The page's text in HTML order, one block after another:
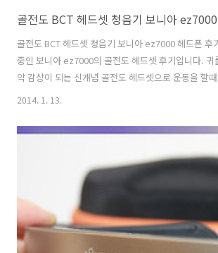
골전도 BCT 헤드셋 청음기 보니아
골전도 BCT 헤드셋 청음기 보니아 ez7000 헤드폰 후
중인 보니아 ez7000의 골전도 헤드셋 후기입니다. 귀
악 감상이 되는 신개념 골전도 헤드셋으로 운동을 할
다. 뿐만 아니라 청각에 문제가 있으신 분도 들을 수 있
때문에 청각도 보호 된다고 하는 데, 상세한 정보는 인
저역시 수많은 헤드셋을 들어 보았지만 이런 느낌의
은 신기하더라구요. 실제로 들어 보면 주변의 소리가
들을 수 있습니다. 그래서 요즘 같이 자전거를 타거나
하..
2014. 1. 13.